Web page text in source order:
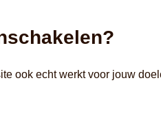
ook echt werkt voor jouw